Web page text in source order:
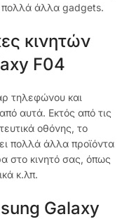
πολλά άλλα gadgets.
κινητών
F04
τηλεφώνου και
αυτά. Εκτός από τις
οθόνης, το
πολλά άλλα προϊόντα
στο κινητό σας, όπως
κ.λπ.
Galaxy